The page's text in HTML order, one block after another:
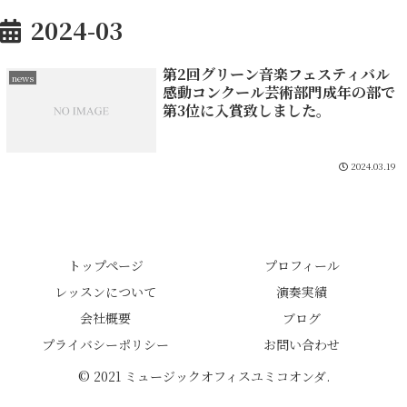
2024-03
news
第2回グリーン音楽フェスティバル
感動コンクール芸術部門成年の部で
第3位に入賞致しました。
2024.03.19
トップページ
プロフィール
レッスンについて
演奏実績
会社概要
ブログ
プライバシーポリシー
お問い合わせ
© 2021 ミュージックオフィスユミコオンダ.